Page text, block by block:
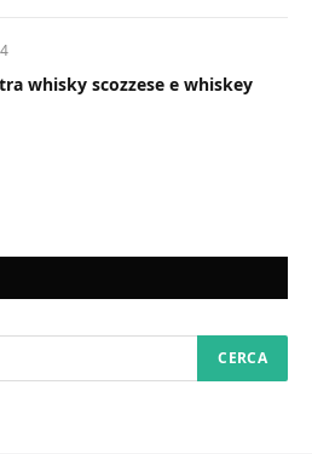
whisky scozzese e whiskey